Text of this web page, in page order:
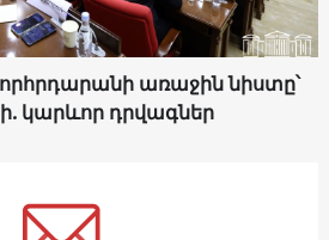
առաջին նիստը՝
կարևոր դրվագներ